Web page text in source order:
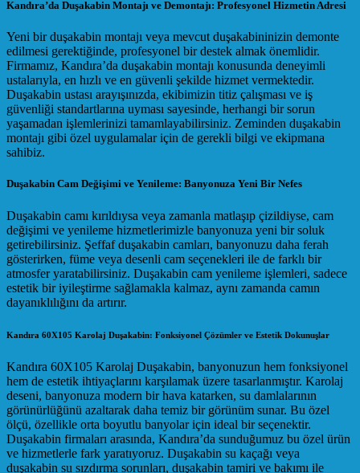
Kandıra’da Duşakabin Montajı ve Demontajı: Profesyonel Hizmetin Adresi
Yeni bir duşakabin montajı veya mevcut duşakabininizin demonte
edilmesi gerektiğinde, profesyonel bir destek almak önemlidir.
Firmamız, Kandıra’da duşakabin montajı konusunda deneyimli
ustalarıyla, en hızlı ve en güvenli şekilde hizmet vermektedir.
Duşakabin ustası arayışınızda, ekibimizin titiz çalışması ve iş
güvenliği standartlarına uyması sayesinde, herhangi bir sorun
yaşamadan işlemlerinizi tamamlayabilirsiniz. Zeminden duşakabin
montajı gibi özel uygulamalar için de gerekli bilgi ve ekipmana
sahibiz.
Duşakabin Cam Değişimi ve Yenileme: Banyonuza Yeni Bir Nefes
Duşakabin camı kırıldıysa veya zamanla matlaşıp çizildiyse, cam
değişimi ve yenileme hizmetlerimizle banyonuza yeni bir soluk
getirebilirsiniz. Şeffaf duşakabin camları, banyonuzu daha ferah
gösterirken, füme veya desenli cam seçenekleri ile de farklı bir
atmosfer yaratabilirsiniz. Duşakabin cam yenileme işlemleri, sadece
estetik bir iyileştirme sağlamakla kalmaz, aynı zamanda camın
dayanıklılığını da artırır.
Kandıra 60X105 Karolaj Duşakabin: Fonksiyonel Çözümler ve Estetik Dokunuşlar
Kandıra 60X105 Karolaj Duşakabin, banyonuzun hem fonksiyonel
hem de estetik ihtiyaçlarını karşılamak üzere tasarlanmıştır. Karolaj
deseni, banyonuza modern bir hava katarken, su damlalarının
görünürlüğünü azaltarak daha temiz bir görünüm sunar. Bu özel
ölçü, özellikle orta boyutlu banyolar için ideal bir seçenektir.
Duşakabin firmaları arasında, Kandıra’da sunduğumuz bu özel ürün
ve hizmetlerle fark yaratıyoruz. Duşakabin su kaçağı veya
duşakabin su sızdırma sorunları, duşakabin tamiri ve bakımı ile